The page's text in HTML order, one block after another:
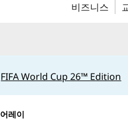
비즈니스
FIFA World Cup 26™ Edition
레이